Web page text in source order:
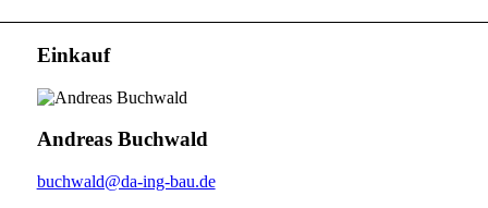
Einkauf
Andreas Buchwald
buchwald@da-ing-bau.de